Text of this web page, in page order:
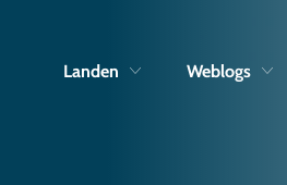
Landen Weblogs